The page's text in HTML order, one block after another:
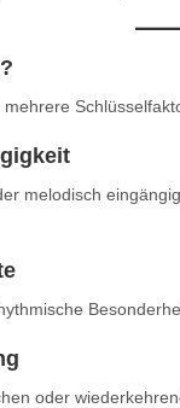
melodisch
oder